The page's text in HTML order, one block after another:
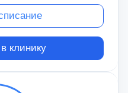
клинику